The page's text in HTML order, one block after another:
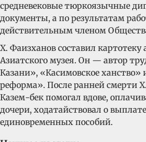
средневековые тюркоязычные
документы, а по результатам
действительным членом
Х. Фаизханов составил картотеку
Азиатского музея. Он — автор
Казани», «Касимовское
реформа». После ранней смерти
Казем-бек помогал вдове,
дочери, ходатайствовал о
единовременных пособий.